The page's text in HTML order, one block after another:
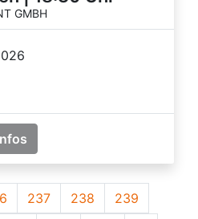
GMBH
237 238
239